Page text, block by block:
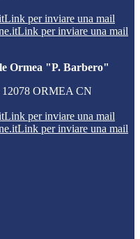
Link per inviare una mail
Link per inviare una mail
Ormea "P. Barbero"
ORMEA CN
Link per inviare una mail
Link per inviare una mail